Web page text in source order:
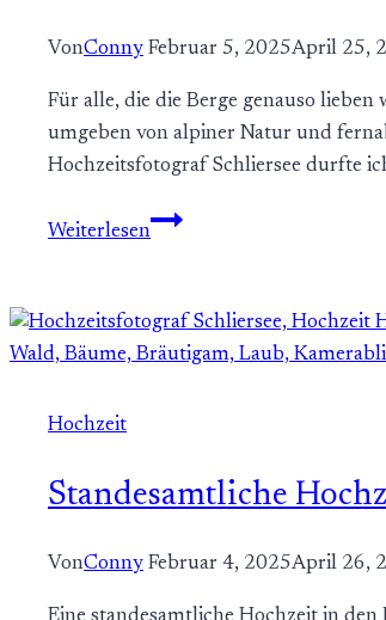
VonConny Februar 5, 2025April 25,
Für alle, die die Berge genauso
umgeben von alpiner Natur und
Hochzeitsfotograf Schliersee durfte
Weiterlesen
Berghochzeit
Almbad
Sillberghaus
dem
Hochzeit
Standesamtliche
VonConny Februar 4, 2025April 26,